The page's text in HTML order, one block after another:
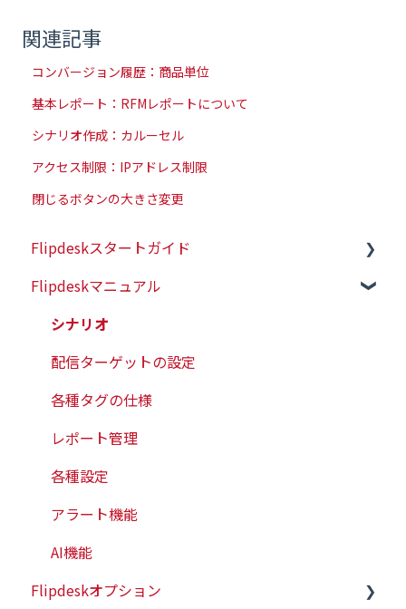
関連記事
コンバージョン履歴：商品単位
基本レポート：RFMレポートについて
シナリオ作成：カルーセル
アクセス制限：IPアドレス制限
閉じるボタンの大きさ変更
Flipdeskスタートガイド
初めての方はこちら
初期設定（タグ設置）
Flipdeskマニュアル
シナリオ
配信ターゲットの設定
各種タグの仕様
レポート管理
各種設定
アラート機能
AI機能
Flipdeskオプション